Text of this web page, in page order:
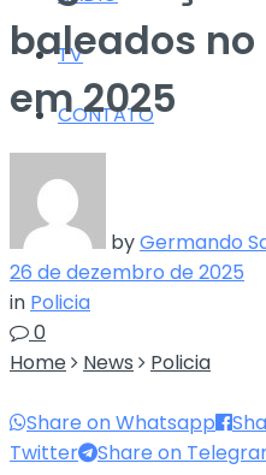
TV
CONTATO
baleados no
em 2025
byGermando
26 de dezembro de 2025
in Policia
0
Home
News Policia
Share on Whatsapp
Twitter
Share on